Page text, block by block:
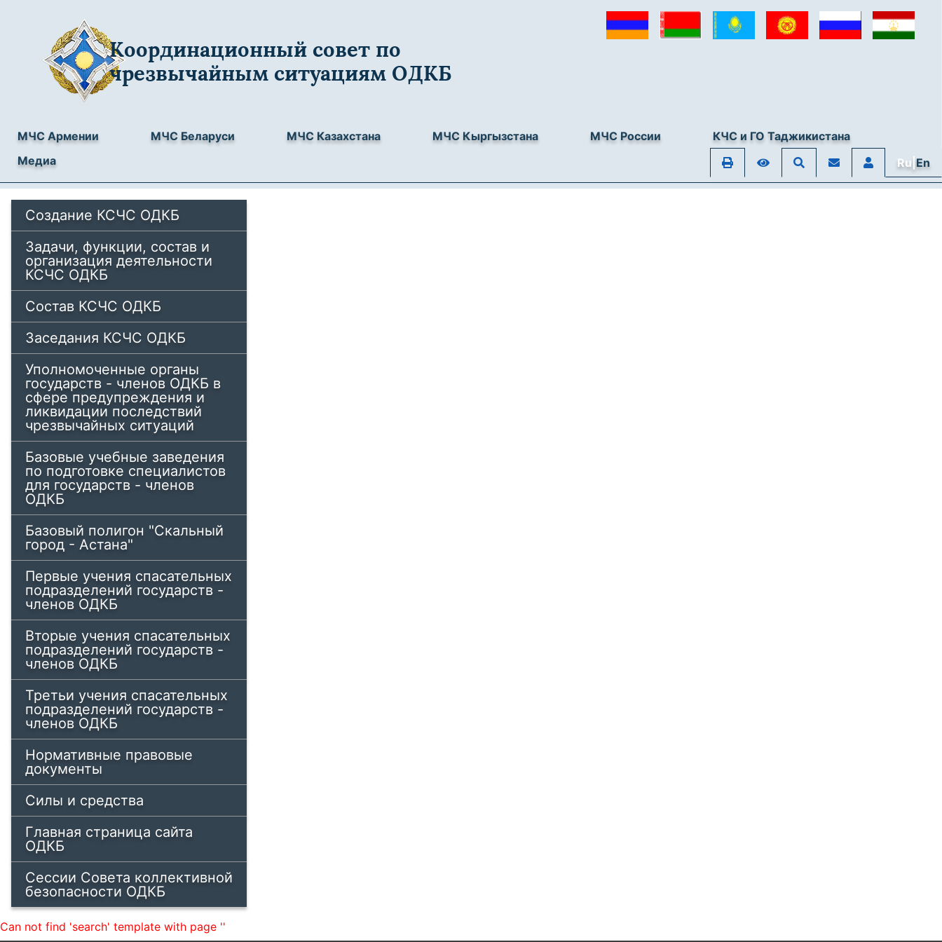
Координационный совет по
чрезвычайным ситуациям ОДКБ
МЧС Армении МЧС Беларуси МЧС Казахстана МЧС Кыргызстана МЧС России
КЧС и ГО Таджикистана
Медиа
Ru|En
Создание КСЧС ОДКБ
Задачи, функции, состав и
организация деятельности
КСЧС ОДКБ
Состав КСЧС ОДКБ
Заседания КСЧС ОДКБ
Уполномоченные органы
государств - членов ОДКБ в
сфере предупреждения и
ликвидации последствий
чрезвычайных ситуаций
Базовые учебные заведения
по подготовке специалистов
для государств - членов
ОДКБ
Базовый полигон "Скальный
город - Астана"
Первые учения спасательных
подразделений государств -
членов ОДКБ
Вторые учения спасательных
подразделений государств -
членов ОДКБ
Третьи учения спасательных
подразделений государств -
членов ОДКБ
Нормативные правовые
документы
Силы и средства
Главная страница сайта
ОДКБ
Сессии Совета коллективной
безопасности ОДКБ
Can not find 'search' template with page ''